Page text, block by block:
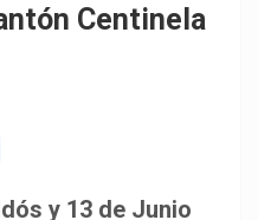
Centinela
m
y 13 de Junio